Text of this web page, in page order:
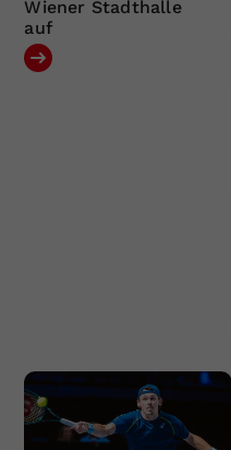
Wiener Stadthalle
auf